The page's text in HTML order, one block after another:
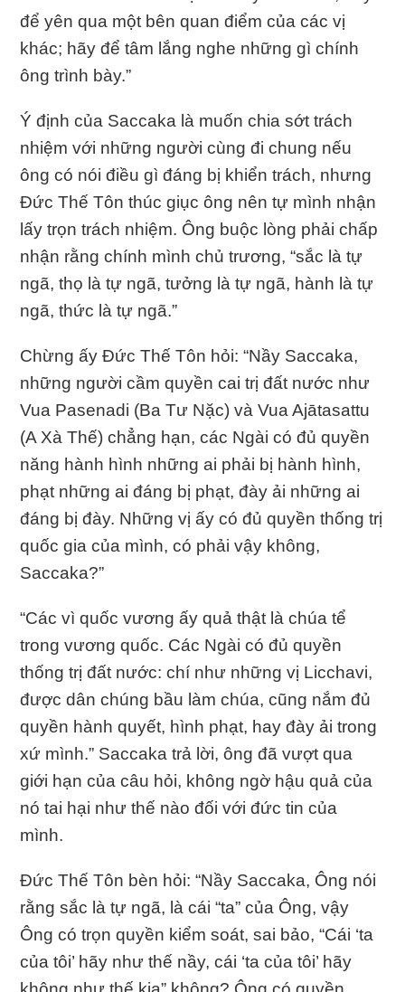
để yên qua một bên quan điểm của các vị
khác; hãy để tâm lắng nghe những gì chính
ông trình bày.”
Ý định của Saccaka là muốn chia sớt trách
nhiệm với những người cùng đi chung nếu
ông có nói điều gì đáng bị khiển trách, nhưng
Ðức Thế Tôn thúc giục ông nên tự mình nhận
lấy trọn trách nhiệm. Ông buộc lòng phải chấp
nhận rằng chính mình chủ trương, “sắc là tự
ngã, thọ là tự ngã, tưởng là tự ngã, hành là tự
ngã, thức là tự ngã.”
Chừng ấy Ðức Thế Tôn hỏi: “Nầy Saccaka,
những người cầm quyền cai trị đất nước như
Vua Pasenadi (Ba Tư Nặc) và Vua Ajātasattu
(A Xà Thế) chẳng hạn, các Ngài có đủ quyền
năng hành hình những ai phải bị hành hình,
phạt những ai đáng bị phạt, đày ải những ai
đáng bị đày. Những vị ấy có đủ quyền thống trị
quốc gia của mình, có phải vậy không,
Saccaka?”
“Các vì quốc vương ấy quả thật là chúa tể
trong vương quốc. Các Ngài có đủ quyền
thống trị đất nước: chí như những vị Licchavi,
được dân chúng bầu làm chúa, cũng nắm đủ
quyền hành quyết, hình phạt, hay đày ải trong
xứ mình.” Saccaka trả lời, ông đã vượt qua
giới hạn của câu hỏi, không ngờ hậu quả của
nó tai hại như thế nào đối với đức tin của
mình.
Ðức Thế Tôn bèn hỏi: “Nầy Saccaka, Ông nói
rằng sắc là tự ngã, là cái “ta” của Ông, vậy
Ông có trọn quyền kiểm soát, sai bảo, “Cái ‘ta
của tôi’ hãy như thế nầy, cái ‘ta của tôi’ hãy